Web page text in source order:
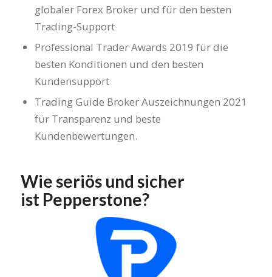
globaler Forex Broker und für den besten
Trading-Support
Professional Trader Awards 2019 für die
besten Konditionen und den besten
Kundensupport
Trading Guide Broker Auszeichnungen 2021
für Transparenz und beste
Kundenbewertungen.
Wie seriös und sicher
ist Pepperstone?